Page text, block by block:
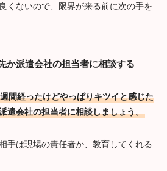
くないので、限界が来る前に次の手を
か派遣会社の担当者に相談する
間経ったけどやっぱりキツイと感じた
遣会社の担当者に相談しましょう。
手は現場の責任者か、教育してくれる